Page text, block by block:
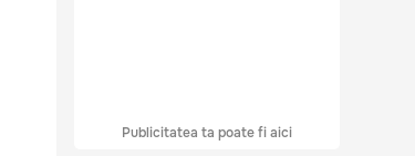
Publicitatea ta poate fi aici